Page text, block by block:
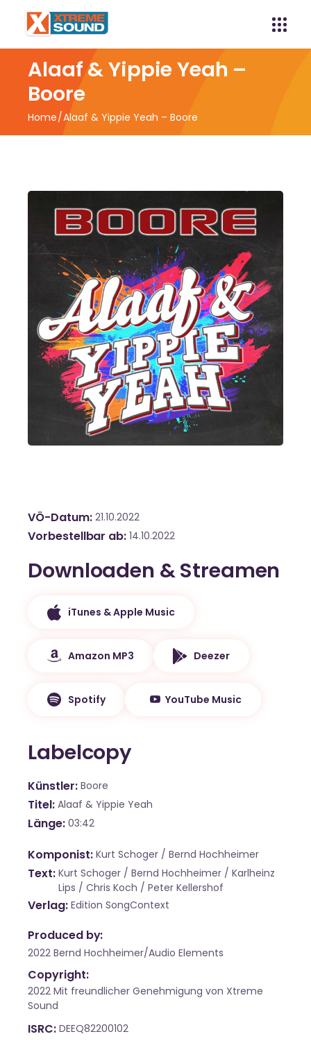
Alaaf & Yippie Yeah –
Boore
Home Alaaf & Yippie Yeah – Boore
VÖ-Datum 21.10.2022
Vorbestellbar ab 14.10.2022
Downloaden & Streamen
iTunes & Apple Music
Amazon MP3 Deezer
Spotify YouTube Music
Labelcopy
Künstler Boore
Titel Alaaf & Yippie Yeah
Länge 03:42
Komponist Kurt Schoger / Bernd Hochheimer
Text Kurt Schoger / Bernd Hochheimer / Karlheinz
Lips / Chris Koch / Peter Kellershof
Verlag Edition SongContext
Produced by:
2022 Bernd Hochheimer/Audio Elements
Copyright:
2022 Mit freundlicher Genehmigung von Xtreme
Sound
ISRC DEEQ82200102